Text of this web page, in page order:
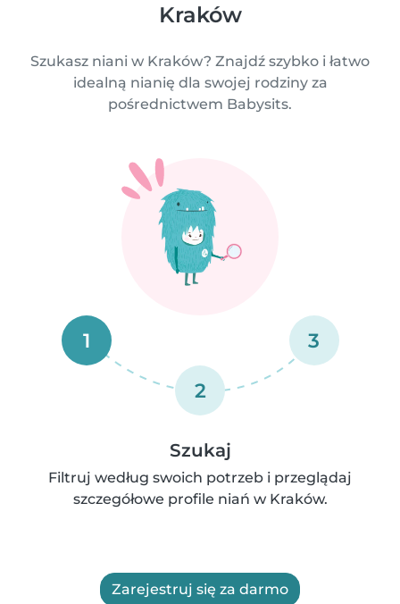
Kraków
Szukasz niani w Kraków? Znajdź szybko i łatwo
idealną nianię dla swojej rodziny za
pośrednictwem Babysits.
1
2
3
Szukaj
Filtruj według swoich potrzeb i przeglądaj
szczegółowe profile niań w Kraków.
Zarejestruj się za darmo